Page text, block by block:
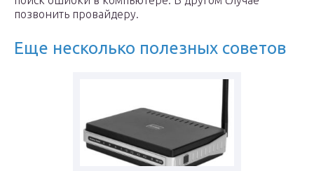
позвонить провайдеру.
Еще несколько полезных советов